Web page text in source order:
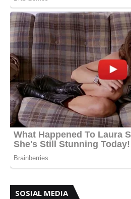
SOSIAL MEDIA